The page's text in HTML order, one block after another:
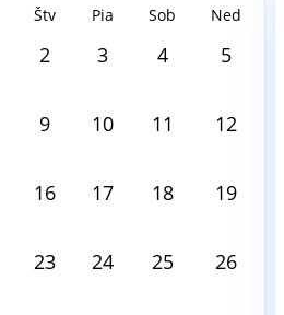
Štv Pia Sob Ned
2 3 4 5
9 10 11 12
16 17 18 19
23 24 25 26